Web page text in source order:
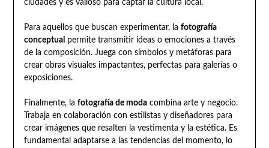
ciudades y es valioso para captar la cultura local.
Para aquellos que buscan experimentar, la fotografía
conceptual permite transmitir ideas o emociones a través
de la composición. Juega con símbolos y metáforas para
crear obras visuales impactantes, perfectas para galerías o
exposiciones.
Finalmente, la fotografía de modacombina arte y negocio.
Trabaja en colaboración con estilistas y diseñadores para
crear imágenes que resalten la vestimenta y la estética. Es
fundamental adaptarse a las tendencias del momento, lo